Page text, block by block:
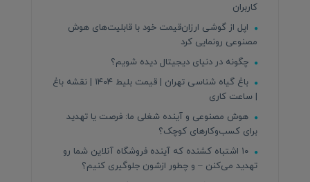
کاربران
اپل از گوشی ارزان‌قیمت خود با قابلیت‌های هوش
مصنوعی رونمایی کرد
چگونه در دنیای دیجیتال دیده شویم؟
باغ گیاه شناسی تهران | قیمت بلیط ۱۴۰۴ | نقشه باغ
| ساعت کاری
هوش مصنوعی و آینده شغلی ما: فرصت یا تهدید
برای کسب‌وکارهای کوچک؟
۱۰ اشتباه کشنده که آینده فروشگاه آنلاین شما رو
تهدید می‌کنن – و چطور ازشون جلوگیری کنیم؟